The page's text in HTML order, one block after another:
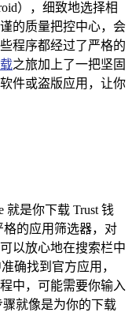
），细致地选择相
的质量把控中心，会
程序都经过了严格的
之旅加上了一把坚固
件或盗版应用，让你
就是你下载 Trust 钱
格的应用筛选器，对
以放心地在搜索栏中
确找到官方应用，
中，可能需要你输入
就像是为你的下载